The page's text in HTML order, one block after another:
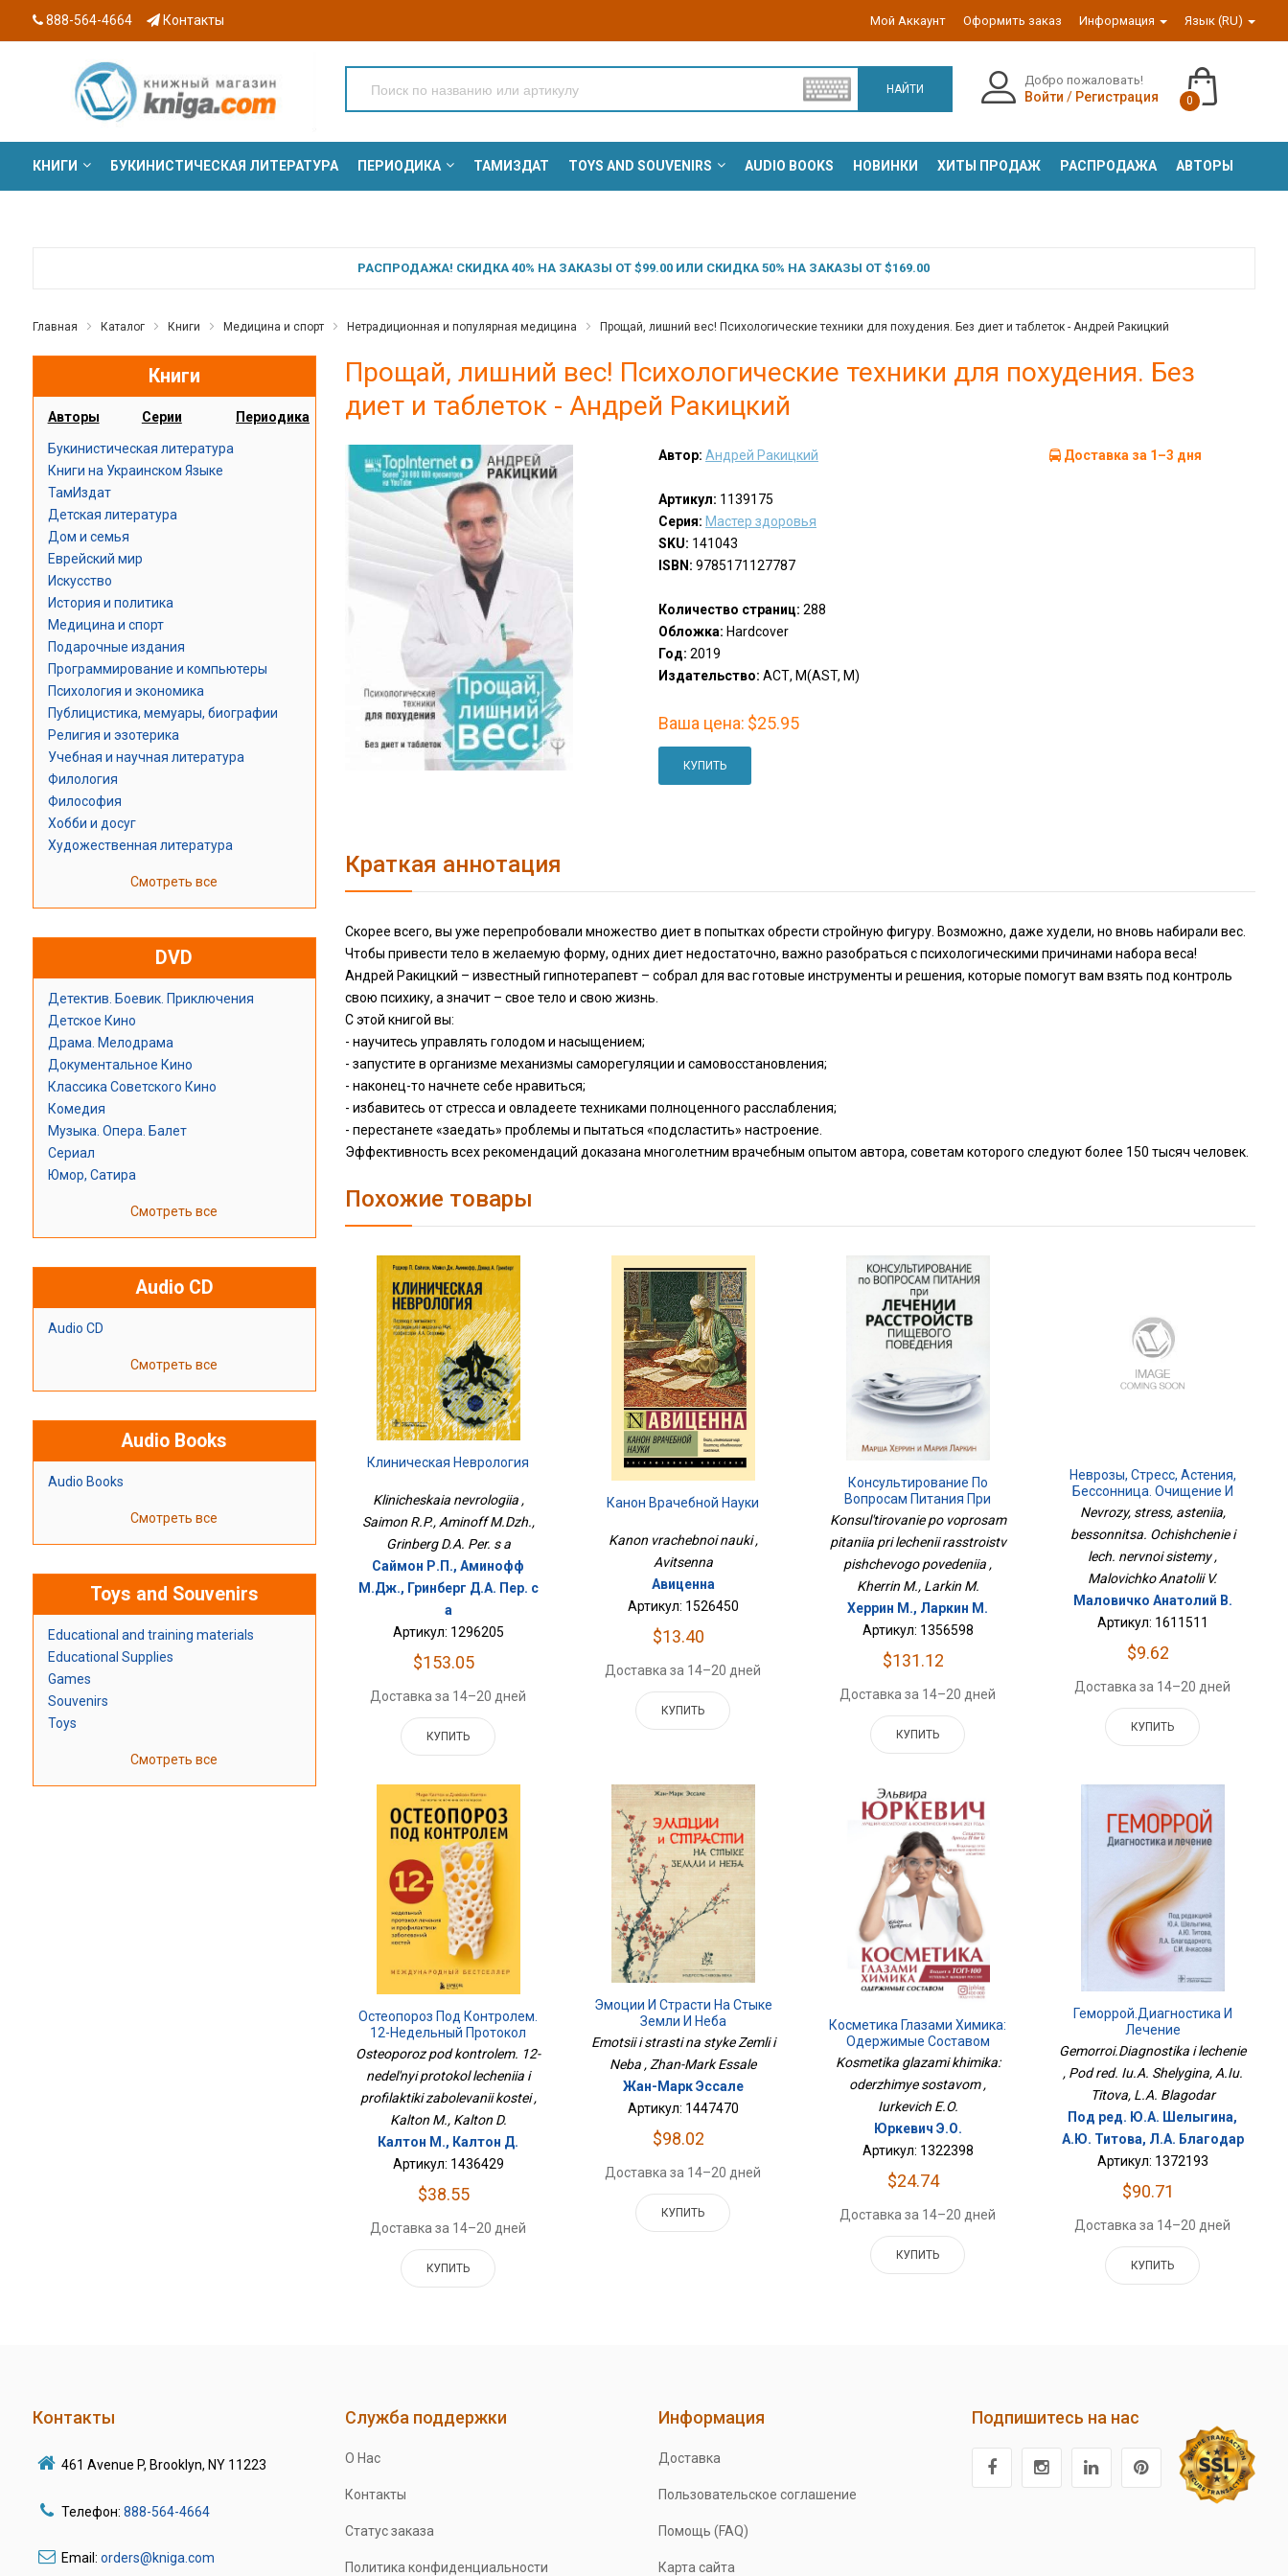
888-564-4664 Контакты Мой Аккаунт Оформить заказ Информация Язык (RU)
НАЙТИ
Добро пожаловать!
Войти / Регистрация 0
КНИГИ БУКИНИСТИЧЕСКАЯ ЛИТЕРАТУРА ПЕРИОДИКА ТАМИЗДАТ TOYS AND SOUVENIRS AUDIO BOOKS НОВИНКИ ХИТЫ ПРОДАЖ РАСПРОДАЖА АВТОРЫ
РАСПРОДАЖА! СКИДКА 40% НА ЗАКАЗЫ ОТ $99.00 ИЛИ СКИДКА 50% НА ЗАКАЗЫ ОТ $169.00
Главная Каталог Книги Медицина и спорт Нетрадиционная и популярная медицина Прощай, лишний вес! Психологические техники для похудения. Без диет и таблеток - Андрей Ракицкий
Книги
Авторы Серии Периодика
Букинистическая литература
Книги на Украинском Языке
ТамИздат
Детская литература
Дом и семья
Еврейский мир
Искусство
История и политика
Медицина и спорт
Подарочные издания
Программирование и компьютеры
Психология и экономика
Публицистика, мемуары, биографии
Религия и эзотерика
Учебная и научная литература
Филология
Философия
Хобби и досуг
Художественная литература
Смотреть все
DVD
Детектив. Боевик. Приключения
Детское Кино
Драма. Мелодрама
Документальное Кино
Классика Советского Кино
Комедия
Музыка. Опера. Балет
Сериал
Юмор, Сатира
Смотреть все
Audio CD
Audio CD
Смотреть все
Audio Books
Audio Books
Смотреть все
Toys and Souvenirs
Educational and training materials
Educational Supplies
Games
Souvenirs
Toys
Смотреть все
Прощай, лишний вес! Психологические техники для похудения. Без
диет и таблеток - Андрей Ракицкий
Автор: Андрей Ракицкий
Артикул: 1139175
Серия: Мастер здоровья
SKU: 141043
ISBN: 9785171127787
Количество страниц: 288
Обложка: Hardcover
Год: 2019
Издательство: АСТ, М(AST, M)
Ваша цена: $25.95
КУПИТЬ
Доставка за 1–3 дня
Краткая аннотация
Скорее всего, вы уже перепробовали множество диет в попытках обрести стройную фигуру. Возможно, даже худели, но вновь набирали вес.
Чтобы привести тело в желаемую форму, одних диет недостаточно, важно разобраться с психологическими причинами набора веса!
Андрей Ракицкий – известный гипнотерапевт – собрал для вас готовые инструменты и решения, которые помогут вам взять под контроль
свою психику, а значит – свое тело и свою жизнь.
С этой книгой вы:
- научитесь управлять голодом и насыщением;
- запустите в организме механизмы саморегуляции и самовосстановления;
- наконец-то начнете себе нравиться;
- избавитесь от стресса и овладеете техниками полноценного расслабления;
- перестанете «заедать» проблемы и пытаться «подсластить» настроение.
Эффективность всех рекомендаций доказана многолетним врачебным опытом автора, советам которого следуют более 150 тысяч человек.
Похожие товары
Клиническая Неврология
Klinicheskaia nevrologiia ,
Saimon R.P., Aminoff M.Dzh.,
Grinberg D.A. Per. s a
Саймон Р.П., Аминофф
М.Дж., Гринберг Д.А. Пер. с
а
Артикул: 1296205
$153.05
Доставка за 14–20 дней
КУПИТЬ
Канон Врачебной Науки
Kanon vrachebnoi nauki ,
Avitsenna
Авиценна
Артикул: 1526450
$13.40
Доставка за 14–20 дней
КУПИТЬ
Консультирование По
Вопросам Питания При
Лечении Расстройств
Пищевого Поведения
Konsul'tirovanie po voprosam
pitaniia pri lechenii rasstroistv
pishchevogo povedeniia ,
Kherrin M., Larkin M.
Херрин М., Ларкин М.
Артикул: 1356598
$131.12
Доставка за 14–20 дней
КУПИТЬ
Неврозы, Стресс, Астения,
Бессонница. Очищение И
Леч. Нервной Системы
Nevrozy, stress, asteniia,
bessonnitsa. Ochishchenie i
lech. nervnoi sistemy ,
Malovichko Anatolii V.
Маловичко Анатолий В.
Артикул: 1611511
$9.62
Доставка за 14–20 дней
КУПИТЬ
Остеопороз Под Контролем.
12-Недельный Протокол
Лечения И Профилактики
Заболеваний Костей
Osteoporoz pod kontrolem. 12-
nedel'nyi protokol lecheniia i
profilaktiki zabolevanii kostei ,
Kalton M., Kalton D.
Калтон М., Калтон Д.
Артикул: 1436429
$38.55
Доставка за 14–20 дней
КУПИТЬ
Эмоции И Страсти На Стыке
Земли И Неба
Emotsii i strasti na styke Zemli i
Neba , Zhan-Mark Essale
Жан-Марк Эссале
Артикул: 1447470
$98.02
Доставка за 14–20 дней
КУПИТЬ
Косметика Глазами Химика:
Одержимые Составом
Kosmetika glazami khimika:
oderzhimye sostavom ,
Iurkevich E.O.
Юркевич Э.О.
Артикул: 1322398
$24.74
Доставка за 14–20 дней
КУПИТЬ
Геморрой.Диагностика И
Лечение
Gemorroi.Diagnostika i lechenie
, Pod red. Iu.A. Shelygina, A.Iu.
Titova, L.A. Blagodar
Под ред. Ю.А. Шелыгина,
А.Ю. Титова, Л.А. Благодар
Артикул: 1372193
$90.71
Доставка за 14–20 дней
КУПИТЬ
Контакты
461 Avenue P, Brooklyn, NY 11223
Телефон: 888-564-4664
Email: orders@kniga.com
Служба поддержки
О Нас
Контакты
Статус заказа
Политика конфиденциальности
Информация
Доставка
Пользовательское соглашение
Помощь (FAQ)
Карта сайта
Подпишитесь на нас